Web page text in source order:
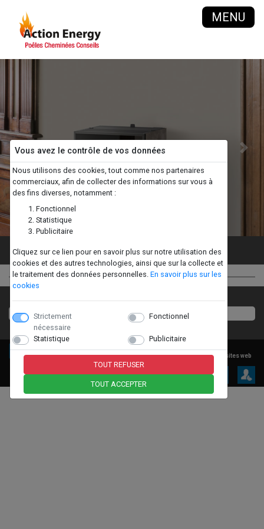
Vous avez le contrôle de vos données
Nous utilisons des cookies, tout comme nos partenaires
commerciaux, afin de collecter des informations sur vous à
des fins diverses, notamment :
Fonctionnel
Statistique
Publicitaire
Cliquez sur ce lien pour en savoir plus sur notre utilisation des
cookies et des autres technologies, ainsi que sur la collecte et
le traitement des données personnelles. En savoir plus sur les
cookies
Strictement
nécessaire
Fonctionnel
Statistique Publicitaire
TOUT REFUSER
TOUT ACCEPTER
MENU
Previous Next
Salle de bain
03 44 26 08 58
Pour un conseil, un devis, un rendez-vous...
www.action-energy.fr 8.1.2| Propulsé par
SC-CONCEPTION EI - Création, Hébergement & Référencement de sites web